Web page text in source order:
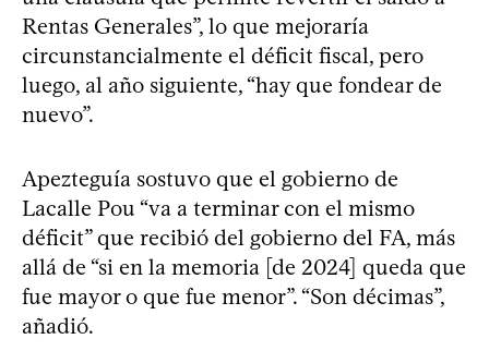
Rentas Generales”, lo que mejoraría
circunstancialmente el déficit fiscal, pero
luego, al año siguiente, “hay que fondear de
nuevo”.
Apezteguía sostuvo que el gobierno de
Lacalle Pou “va a terminar con el mismo
déficit” que recibió del gobierno del FA, más
allá de “si en la memoria [de 2024] queda que
fue mayor o que fue menor”. “Son décimas”,
añadió.